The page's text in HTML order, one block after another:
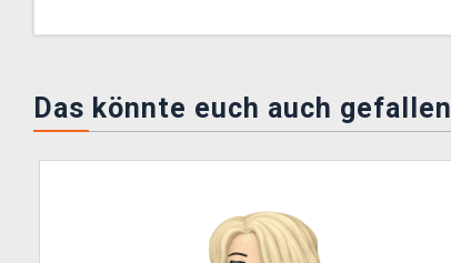
Das könnte euch auch gefallen